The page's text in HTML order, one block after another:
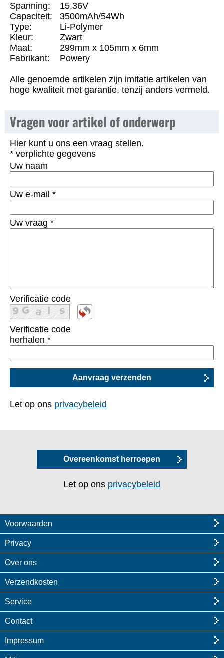
Spanning:
15,36V
Capaciteit:
3500mAh/54Wh
Type:
Li-Polymer
Kleur:
Zwart
Maat:
299mm x 105mm x 6mm
Fabrikant:
Powery
Alle genoemde artikelen zijn imitatie artikelen van
hoge kwaliteit met garantie, tenzij anders vermeld.
Vragen voor artikel of onderwerp
Hier kunt u ons een vraag stellen.
* verplichte gegevens
Uw naam
Uw e-mail *
Uw vraag *
Verificatie code
Verificatie code
herhalen *
Let op ons privacybeleid
Overeenkomst herroepen
Let op ons privacybeleid
Voorwaarden
Privacy
Over ons
Verzendkosten
Service
Contact
Impressum